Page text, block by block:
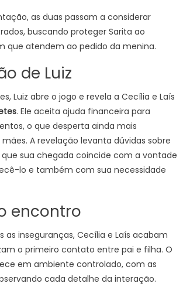
as duas passam a considerar
buscando proteger Sarita ao
que atendem ao pedido da menina.
de Luiz
Luiz abre o jogo e revela a Cecília e Laís
. Ele aceita ajuda financeira para
o que desperta ainda mais
A revelação levanta dúvidas sobre
que sua chegada coincide com a vontade
lo e também com sua necessidade
encontro
as inseguranças, Cecília e Laís acabam
o primeiro contato entre pai e filha. O
em ambiente controlado, com as
cada detalhe da interação.